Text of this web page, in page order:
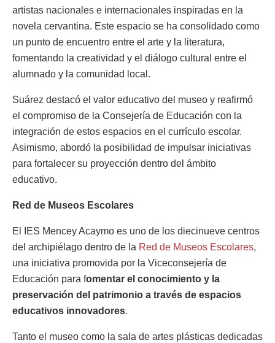
artistas nacionales e internacionales inspiradas en la
novela cervantina. Este espacio se ha consolidado como
un punto de encuentro entre el arte y la literatura,
fomentando la creatividad y el diálogo cultural entre el
alumnado y la comunidad local.
Suárez destacó el valor educativo del museo y reafirmó
el compromiso de la Consejería de Educación con la
integración de estos espacios en el currículo escolar.
Asimismo, abordó la posibilidad de impulsar iniciativas
para fortalecer su proyección dentro del ámbito
educativo.
Red de Museos Escolares
El IES Mencey Acaymo es uno de los diecinueve centros
del archipiélago dentro de la Red de Museos Escolares,
una iniciativa promovida por la Viceconsejería de
Educación para fomentar el conocimiento y la
preservación del patrimonio a través de espacios
educativos innovadores.
Tanto el museo como la sala de artes plásticas dedicadas